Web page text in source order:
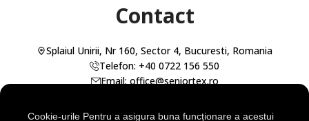
Contact
Splaiul Unirii, Nr 160, Sector 4, Bucuresti, Romania
Telefon: +40 0722 156 550
Email: office@seniortex.ro
Cookie-urile Pentru a asigura buna funcționare a acestui